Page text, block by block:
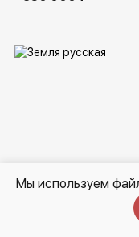
Мы используем